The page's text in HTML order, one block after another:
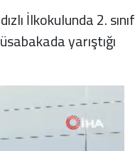
İlkokulunda 2. sınıf
yarıştığı